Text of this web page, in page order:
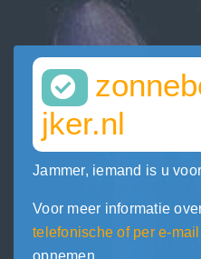
jker.nl
Jammer, iemand is u
Voor meer informatie
telefonische of per e-mail
opnemen.